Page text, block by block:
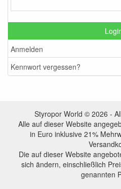
Anmelden
Kennwort vergessen?
Styropor World © 2026 -
Alle auf dieser Website
in Euro inklusive 21%
Die auf dieser Website
sich ändern, einschließlich
genannten